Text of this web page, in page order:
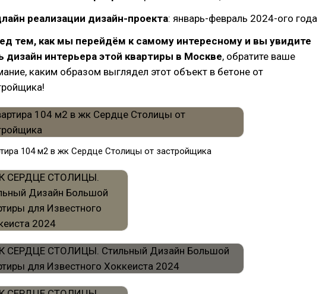
реализации дизайн-проекта: январь-февраль 2024-ого года
тем, как мы перейдём к самому интересному и вы увидите
дизайн интерьера этой квартиры в Москве, обратите ваше
каким образом выглядел этот объект в бетоне от
104 м2 в жк Сердце Столицы от застройщика